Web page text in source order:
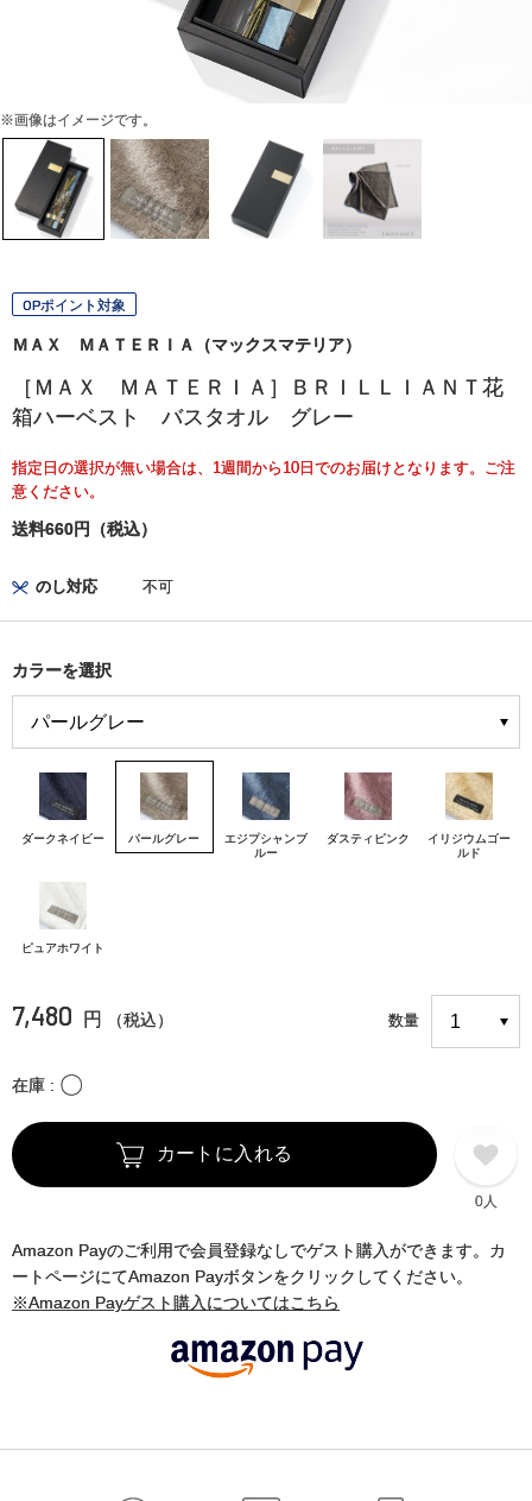
※画像はイメージです。
OPポイント対象
ＭＡＸ ＭＡＴＥＲＩＡ（マックスマテリア）
［ＭＡＸ ＭＡＴＥＲＩＡ］ＢＲＩＬＬＩＡＮＴ花
箱ハーベスト バスタオル グレー
指定日の選択が無い場合は、1週間から10日でのお届けとなります。ご注
意ください。
送料660円（税込）
のし対応 不可
カラーを選択
ダークネイビー パールグレー
エジプシャンブ
ルー
ダスティピンク
イリジウムゴー
ルド
ピュアホワイト
7,480 円 （税込） 数量
在庫 〇
カートに入れる
0人
Amazon Payのご利用で会員登録なしでゲスト購入ができます。カ
ートページにてAmazon Payボタンをクリックしてください。
※Amazon Payゲスト購入についてはこちら